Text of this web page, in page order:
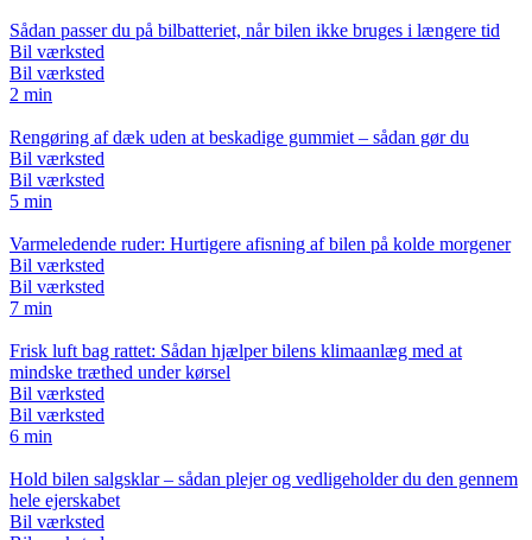
Sådan passer du på bilbatteriet, når bilen ikke bruges i længere tid
Bil værksted
Bil værksted
2 min
Rengøring af dæk uden at beskadige gummiet – sådan gør du
Bil værksted
Bil værksted
5 min
Varmeledende ruder: Hurtigere afisning af bilen på kolde morgener
Bil værksted
Bil værksted
7 min
Frisk luft bag rattet: Sådan hjælper bilens klimaanlæg med at
mindske træthed under kørsel
Bil værksted
Bil værksted
6 min
Hold bilen salgsklar – sådan plejer og vedligeholder du den gennem
hele ejerskabet
Bil værksted